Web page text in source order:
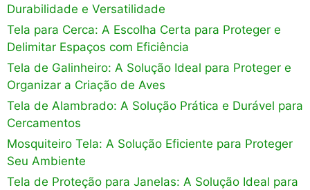
Durabilidade e Versatilidade
Tela para Cerca: A Escolha Certa para Proteger e
Delimitar Espaços com Eficiência
Tela de Galinheiro: A Solução Ideal para Proteger e
Organizar a Criação de Aves
Tela de Alambrado: A Solução Prática e Durável para
Cercamentos
Mosquiteiro Tela: A Solução Eficiente para Proteger
Seu Ambiente
Tela de Proteção para Janelas: A Solução Ideal para